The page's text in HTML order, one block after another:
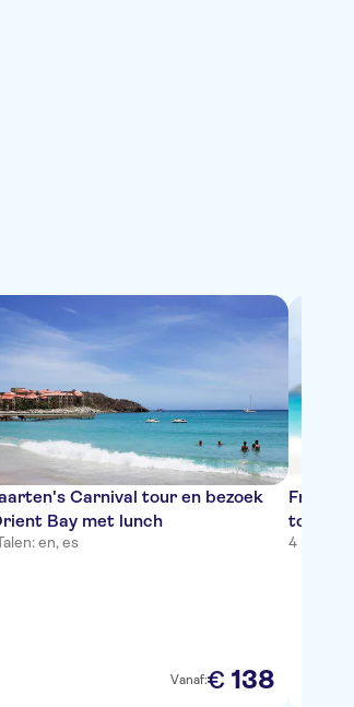
Carnival tour en bezoek
Bay met lunch
en, es
Vanaf:€ 138
Friars
tour in
4 uur